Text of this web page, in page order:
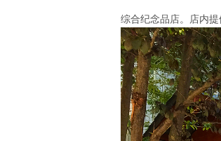
综合纪念品店。店内